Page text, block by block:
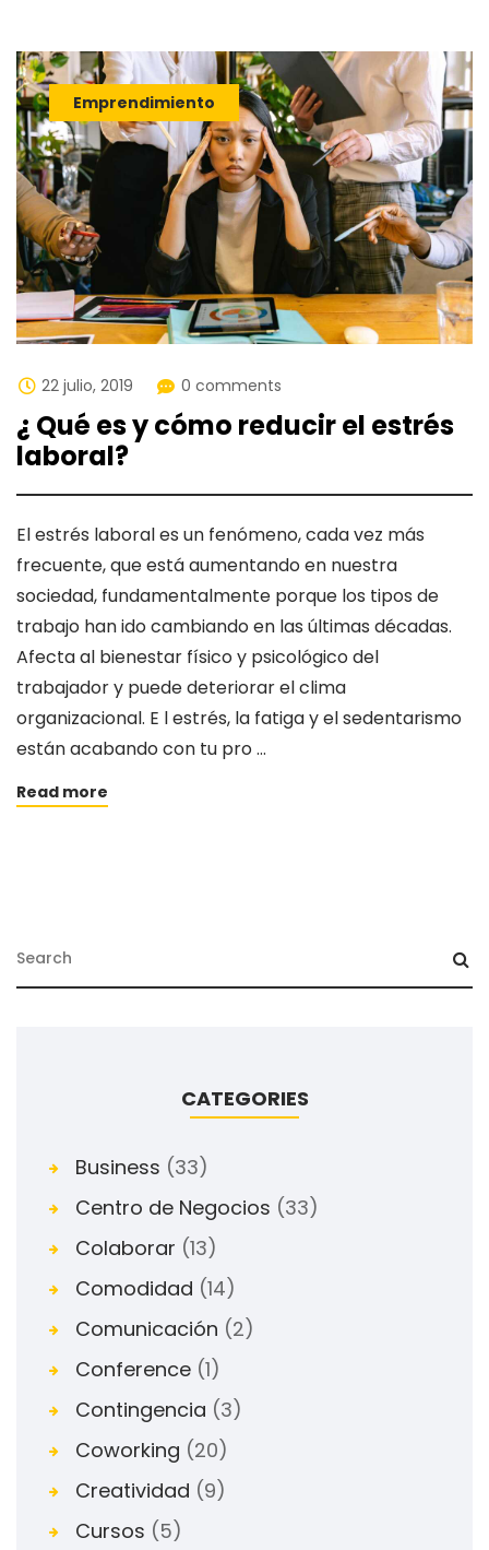
Emprendimiento
22 julio, 2019 0 comments
¿ Qué es y cómo reducir el estrés
laboral?
El estrés laboral es un fenómeno, cada vez más
frecuente, que está aumentando en nuestra
sociedad, fundamentalmente porque los tipos de
trabajo han ido cambiando en las últimas décadas.
Afecta al bienestar físico y psicológico del
trabajador y puede deteriorar el clima
organizacional. E l estrés, la fatiga y el sedentarismo
están acabando con tu pro …
Read more
CATEGORIES
Business (33)
Centro de Negocios (33)
Colaborar (13)
Comodidad (14)
Comunicación (2)
Conference (1)
Contingencia (3)
Coworking (20)
Creatividad (9)
Cursos (5)